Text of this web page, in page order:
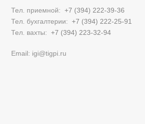
Тел. приемной: +7 (394) 222-39-36
Тел. бухгалтерии: +7 (394) 222-25-91
Тел. вахты: +7 (394) 223-32-94
Email: igi@tigpi.ru